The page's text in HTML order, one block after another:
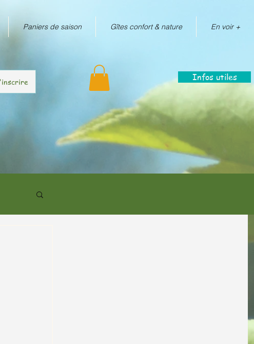
Paniers de saison Gîtes confort & nature En voir +
Infos utiles